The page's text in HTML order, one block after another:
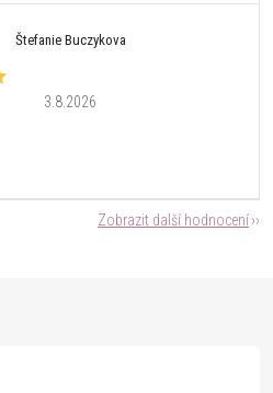
Štefanie Buczykova
3.8.2026
Zobrazit další hodnocení